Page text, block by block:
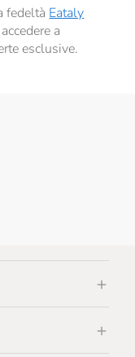
fedeltà Eataly
a
esclusive.